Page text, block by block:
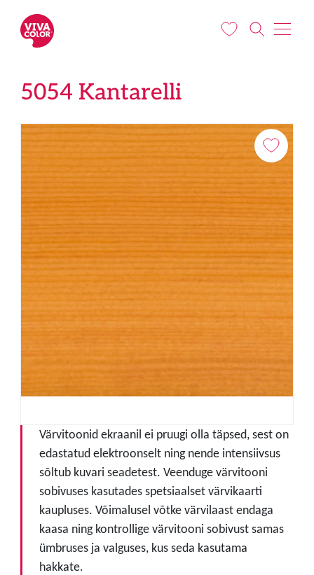
5054 Kantarelli
Värvitoonid ekraanil ei pruugi olla täpsed, sest on
edastatud elektroonselt ning nende intensiivsus
sõltub kuvari seadetest. Veenduge värvitooni
sobivuses kasutades spetsiaalset värvikaarti
kaupluses. Võimalusel võtke värvilaast endaga
kaasa ning kontrollige värvitooni sobivust samas
ümbruses ja valguses, kus seda kasutama
hakkate.